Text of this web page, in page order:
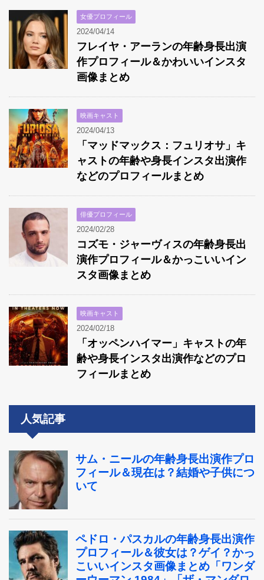
女優プロフィール
2024/04/14
フレイヤ・アーランの年齢身長出演
作プロフィール＆かわいいインスタ
画像まとめ
映画キャスト
2024/04/13
「マッドマックス：フュリオサ」キ
ャストの年齢や身長インスタ出演作
などのプロフィールまとめ
俳優プロフィール
2024/02/28
コズモ・ジャーヴィスの年齢身長出
演作プロフィール＆かっこいいイン
スタ画像まとめ
映画キャスト
2024/02/18
「オッペンハイマー」キャストの年
齢や身長インスタ出演作などのプロ
フィールまとめ
人気記事